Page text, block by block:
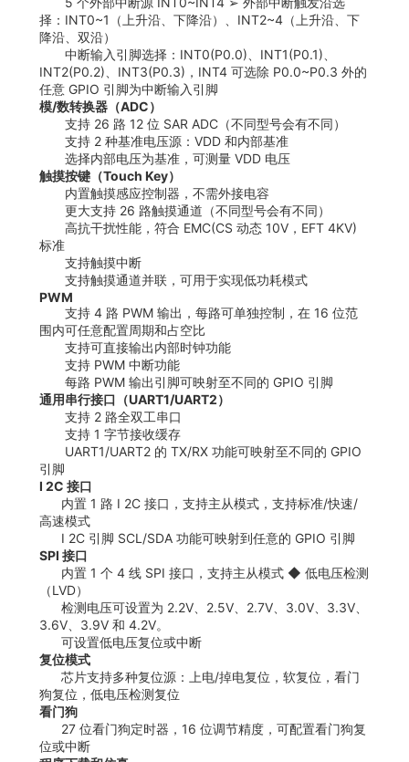
择：INT0~1（上升沿、下降沿）、INT2~4（上升沿、下
降沿、双沿）
中断输入引脚选择：INT0(P0.0)、INT1(P0.1)、
INT2(P0.2)、INT3(P0.3)，INT4 可选除 P0.0~P0.3 外的
任意 GPIO 引脚为中断输入引脚
模/数转换器（ADC）
支持 26 路 12 位 SAR ADC（不同型号会有不同）
支持 2 种基准电压源：VDD 和内部基准
选择内部电压为基准，可测量 VDD 电压
触摸按键（Touch Key）
内置触摸感应控制器，不需外接电容
更大支持 26 路触摸通道（不同型号会有不同）
高抗干扰性能，符合 EMC(CS 动态 10V，EFT 4KV)
标准
支持触摸中断
支持触摸通道并联，可用于实现低功耗模式
PWM
支持 4 路 PWM 输出，每路可单独控制，在 16 位范
围内可任意配置周期和占空比
支持可直接输出内部时钟功能
支持 PWM 中断功能
每路 PWM 输出引脚可映射至不同的 GPIO 引脚
通用串行接口（UART1/UART2）
支持 2 路全双工串口
支持 1 字节接收缓存
UART1/UART2 的 TX/RX 功能可映射至不同的 GPIO
引脚
I 2C 接口
内置 1 路 I 2C 接口，支持主从模式，支持标准/快速/
高速模式
I 2C 引脚 SCL/SDA 功能可映射到任意的 GPIO 引脚
SPI 接口
内置 1 个 4 线 SPI 接口，支持主从模式 ◆ 低电压检测
（LVD）
检测电压可设置为 2.2V、2.5V、2.7V、3.0V、3.3V、
3.6V、3.9V 和 4.2V。
可设置低电压复位或中断
复位模式
芯片支持多种复位源：上电/掉电复位，软复位，看门
狗复位，低电压检测复位
看门狗
27 位看门狗定时器，16 位调节精度，可配置看门狗复
位或中断